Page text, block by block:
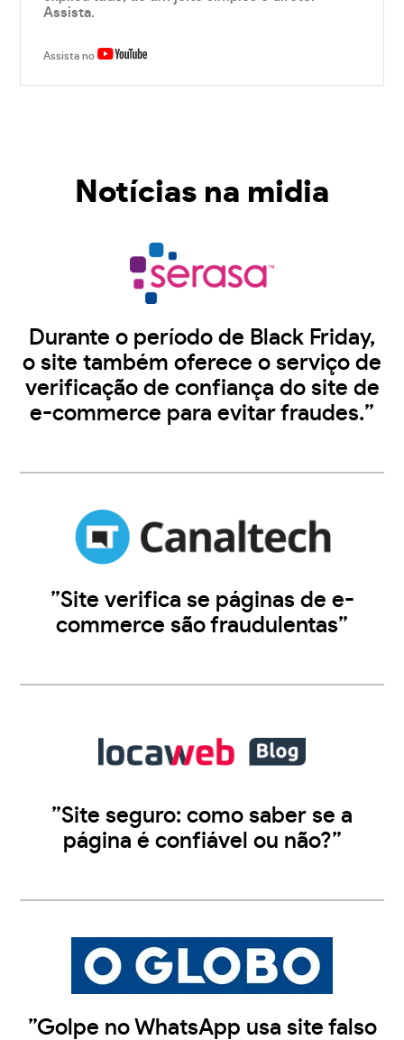
Assista.
Assista no
Notícias na midia
Durante o período de Black Friday,
o site também oferece o serviço de
verificação de confiança do site de
e-commerce para evitar fraudes.”
”Site verifica se páginas de e-
commerce são fraudulentas”
”Site seguro: como saber se a
página é confiável ou não?”
”Golpe no WhatsApp usa site falso